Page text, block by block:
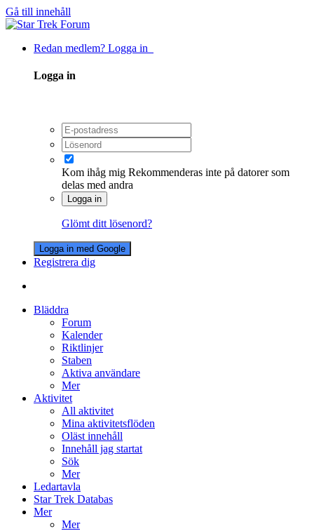
Gå till innehåll
Redan medlem? Logga in
Logga in
Kom ihåg mig Rekommenderas inte på datorer som
delas med andra
Logga in
Glömt ditt lösenord?
Logga in med Google
Registrera dig
Bläddra
Forum
Kalender
Riktlinjer
Staben
Aktiva användare
Mer
Aktivitet
All aktivitet
Mina aktivitetsflöden
Oläst innehåll
Innehåll jag startat
Sök
Mer
Ledartavla
Star Trek Databas
Mer
Mer